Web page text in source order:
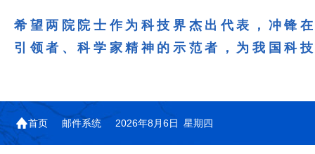
希望两院院士作为科技界杰出代表，冲锋
引领者、科学家精神的示范者，为我国科
首页 邮件系统 2026年8月6日 星期四